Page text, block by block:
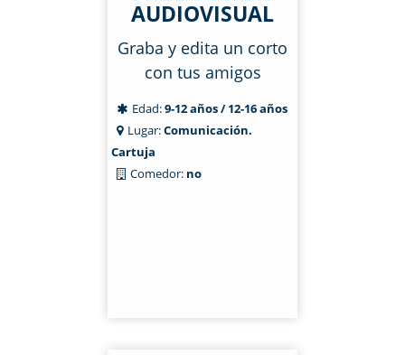
AUDIOVISUAL
Graba y edita un corto
con tus amigos
Edad:9-12 años / 12-16 años
Lugar:Comunicación.
Cartuja
Comedor: no